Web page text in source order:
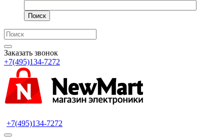
Поиск
Заказать звонок
+7(495)134-7272
+7(495)134-7272